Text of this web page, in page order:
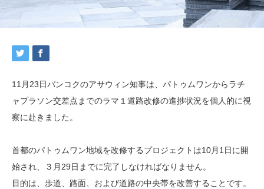
11月23日バンコクのアサウィン知事は、パトゥムワンからラチ
ャプラソン交差点までのラマ１道路改修の進捗状況を個人的に視
察に赴きました。
首都のパトゥムワン地域を改修するプロジェクトは10月1日に開
始され、３月29日までに完了しなければなりません。
目的は、歩道、路面、および道路の中央帯を改善することです。